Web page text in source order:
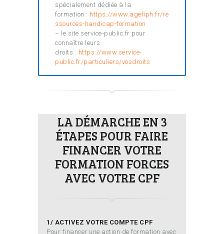
spécialement dédiée à la
formation : https://www.agefiph.fr/re
ssources-handicap-formation
– le site service-public.fr pour
connaître leurs
droits : https://www.service-
public.fr/particuliers/vosdroits
LA DÉMARCHE EN 3
ÉTAPES POUR FAIRE
FINANCER VOTRE
FORMATION FORCES
AVEC VOTRE CPF
1/ ACTIVEZ VOTRE COMPTE CPF
Pour financer une action de formation avec